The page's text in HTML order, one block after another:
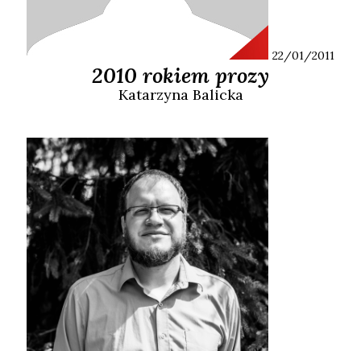
22/01/2011
2010 rokiem prozy
Katarzyna Balicka